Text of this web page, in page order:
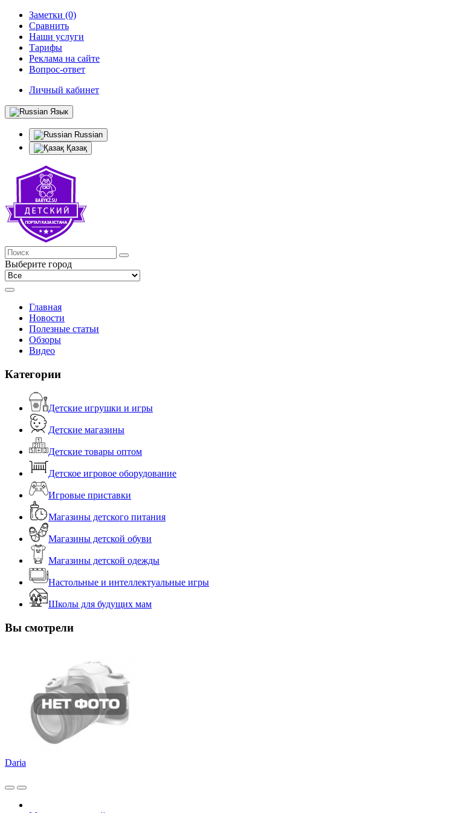
Заметки (0)
Сравнить
Наши услуги
Тарифы
Реклама на сайте
Вопрос-ответ
Личный кабинет
Язык
Russian
Қазақ
Выберите город
Главная
Новости
Полезные статьи
Обзоры
Видео
Категории
Детские игрушки и игры
Детские магазины
Детские товары оптом
Детское игровое оборудование
Игровые приставки
Магазины детского питания
Магазины детской обуви
Магазины детской одежды
Настольные и интеллектуальные игры
Школы для будущих мам
Вы смотрели
Daria